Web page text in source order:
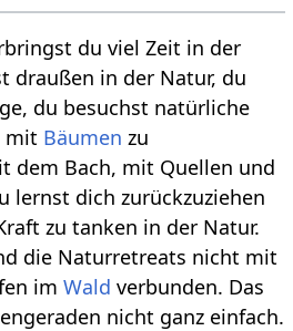
du viel Zeit in der
draußen in der Natur, du
du besuchst natürliche
mit Bäumen zu
dem Bach, mit Quellen und
lernst dich zurückzuziehen
zu tanken in der Natur.
die Naturretreats nicht mit
imWald verbunden. Das
nicht ganz einfach.